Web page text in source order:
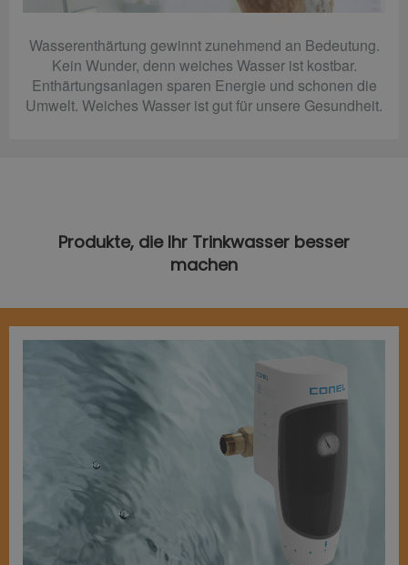
Wasserenthärtung gewinnt zunehmend an Bedeutung.
Kein Wunder, denn weiches Wasser ist kostbar.
Enthärtungsanlagen sparen Energie und schonen die
Umwelt. Weiches Wasser ist gut für unsere Gesundheit.
Produkte, die Ihr Trinkwasser besser
machen